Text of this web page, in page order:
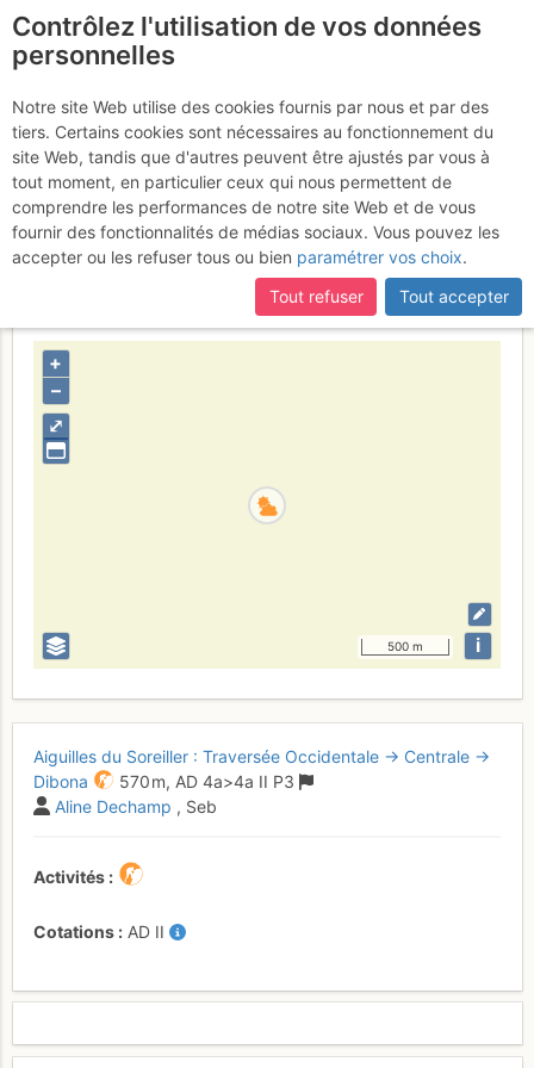
Aiguille Centrale du
Soreiller : Traversée
Occidentale >> Centrale
>> Dibona
Lundi 17 juillet 2017
France Isère Écrins
⤢
+
–
500 m i
Aiguilles du Soreiller : Traversée Occidentale → Centrale →
Dibona
570 m, AD 4a>4a II P3
Aline Dechamp , Seb
Activités
Cotations AD II
Contrôlez l'utilisation de vos données
personnelles
Notre site Web utilise des cookies fournis par nous et par des
tiers. Certains cookies sont nécessaires au fonctionnement du
site Web, tandis que d'autres peuvent être ajustés par vous à
tout moment, en particulier ceux qui nous permettent de
comprendre les performances de notre site Web et de vous
fournir des fonctionnalités de médias sociaux. Vous pouvez les
accepter ou les refuser tous ou bien paramétrer vos choix.
Tout refuser
Tout accepter